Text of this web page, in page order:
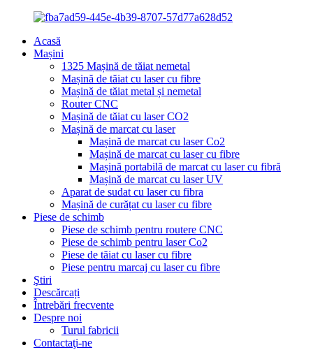
Acasă
Mașini
1325 Mașină de tăiat nemetal
Mașină de tăiat cu laser cu fibre
Mașină de tăiat metal și nemetal
Router CNC
Mașină de tăiat cu laser CO2
Mașină de marcat cu laser
Mașină de marcat cu laser Co2
Mașină de marcat cu laser cu fibre
Mașină portabilă de marcat cu laser cu fibră
Mașină de marcat cu laser UV
Aparat de sudat cu laser cu fibra
Mașină de curățat cu laser cu fibre
Piese de schimb
Piese de schimb pentru routere CNC
Piese de schimb pentru laser Co2
Piese de tăiat cu laser cu fibre
Piese pentru marcaj cu laser cu fibre
Ştiri
Descărcați
Întrebări frecvente
Despre noi
Turul fabricii
Contactaţi-ne